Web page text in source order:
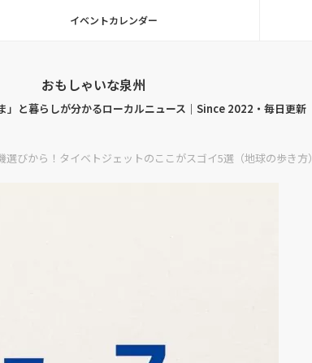
イベントカレンダー
おもしゃいな泉州
」と暮らしが分かるローカルニュース｜Since 2022・毎日更新
びから！タイベトジェットのここがスゴイ5選（地球の歩き方）